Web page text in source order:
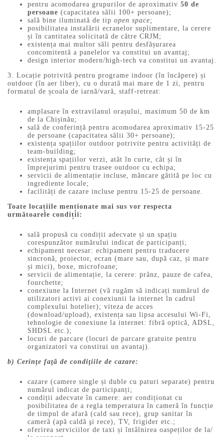
pentru acomodarea grupurilor de aproximativ 50 de
persoane (capacitatea sălii 100+ persoane);
sală bine iluminată de tip open space;
posibilitatea instalării ecranelor suplimentare, la cerere
și în cantitatea solicitată de către CRJM;
existența mai multor săli pentru desfășurarea
concomitentă a panelelor va constitui un avantaj;
design interior modern/high-tech va constitui un avantaj.
3. Locație potrivită pentru programe indoor (în încăpere) și
outdoor (în aer liber), cu o durată mai mare de 1 zi, pentru
formatul de școala de iarnă/vară, staff-retreat:
amplasare în extravilanul orașului, maximum 50 de km
de la Chișinău;
sală de conferință pentru acomodarea aproximativ 15-25
de persoane (capacitatea sălii 30+ persoane);
existența spațiilor outdoor potrivite pentru activități de
team-building;
existența spațiilor verzi, atât în curte, cât și în
împrejurimi pentru trasee outdoor cu echipa;
servicii de alimentație incluse, mâncare gătită pe loc cu
ingrediente locale;
facilități de cazare incluse pentru 15-25 de persoane.
Toate locațiile menționate mai sus vor respecta
următoarele condiții:
sală propusă cu condiții adecvate și un spațiu
corespunzător numărului indicat de participanți;
echipament necesar: echipament pentru traducere
sincronă, proiector, ecran (mare sau, după caz, și mare
și mici), boxe, microfoane;
servicii de alimentație, la cerere: prânz, pauze de cafea,
fourchette;
conexiune la Internet (vă rugăm să indicați numărul de
utilizatori activi ai conexiunii la internet în cadrul
complexului hotelier); viteza de acces
(download/upload), existența sau lipsa accesului Wi-Fi,
tehnologie de conexiune la internet: fibră optică, ADSL,
SHDSL etc.);
locuri de parcare (locuri de parcare gratuite pentru
organizatori va constitui un avantaj).
b) Cerinţe faţă de condiţiile de cazare:
cazare (camere single și duble cu paturi separate) pentru
numărul indicat de participanți;
condiții adecvate în camere: aer condiționat cu
posibilitatea de a regla temperatura în cameră în funcție
de timpul de afară (cald sau rece), grup sanitar în
cameră (apă caldă şi rece), TV, frigider etc.;
oferirea serviciilor de taxi și întâlnirea oaspeților de la/